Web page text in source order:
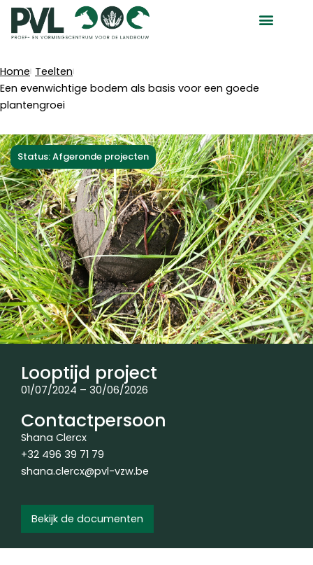
Ga
naar
de
Home Teelten
Een evenwichtige bodem als basis voor een goede
plantengroei
Status: Afgeronde projecten
Looptijd project
01/07/2024 – 30/06/2026
Contactpersoon
Shana Clercx
+32 496 39 71 79
shana.clercx@pvl-vzw.be
Bekijk de documenten